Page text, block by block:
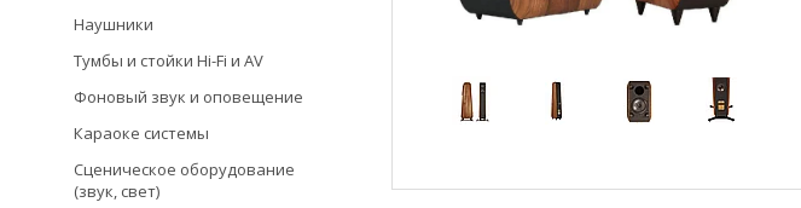
Наушники
Тумбы и стойки Hi-Fi и AV
Фоновый звук и оповещение
Караоке системы
Сценическое оборудование
(звук, свет)